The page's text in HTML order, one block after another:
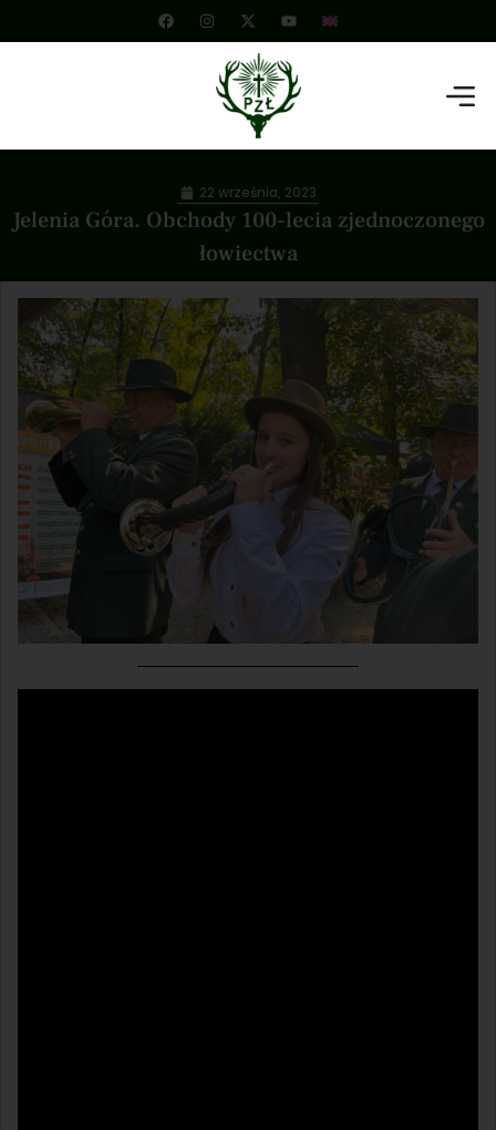
Jelenia Góra. Obchody 100-lecia zjednoczonego
łowiectwa
22 września, 2023